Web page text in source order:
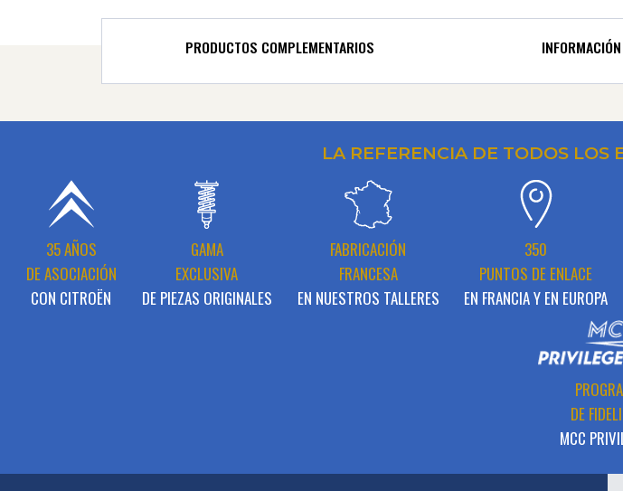
PRODUCTOS COMPLEMENTARIOS
LA REFERENCIA DE TODOS LOS
35 AÑOS
DE ASOCIACIÓN
CON CITROËN
GAMA
EXCLUSIVA
DE PIEZAS ORIGINALES
FABRICACIÓN
FRANCESA
EN NUESTROS TALLERES
350
PUNTOS DE ENLACE
EN FRANCIA Y EN EUROPA
DE
MCC